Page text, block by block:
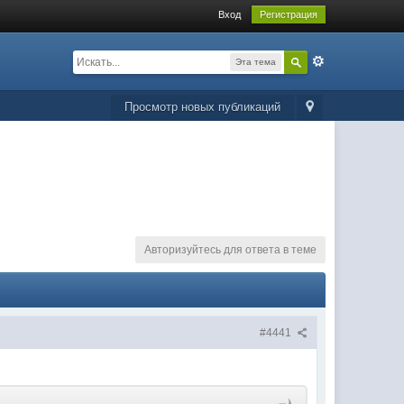
Вход Регистрация
Эта тема
Просмотр новых публикаций
Авторизуйтесь для ответа в теме
#4441